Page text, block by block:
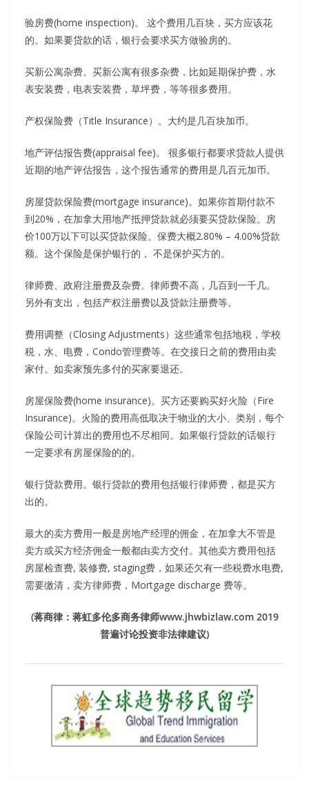
验房费(home inspection)。 这个费用几百块，买方应该花
的。如果要贷款的话，银行会要求买方做验房的。
买新公寓杂费。买新公寓有很多杂费，比如延期保护费，水
表安装费，电表安装费，草坪费，等等很多费用。
产权保险费（Title Insurance）。大约是几百块加币。
地产评估报告费(appraisal fee)。 很多银行都要求贷款人提供
近期的地产评估报告，这个报告通常的费用是几百元加币。
房屋贷款保险费(mortgage insurance)。如果你首期付款不
到20%，在加拿大用地产抵押贷款就必须要买贷款保险。房
价100万以下可以买贷款保险。保费大概2.80% – 4.00%贷款
额。这个保险是保护银行的， 不是保护买方的。
律师费、政府注册费及杂费。律师费不高，几百到一千几。
另外有支出，包括产权注册费以及贷款注册费等。
费用调整（Closing Adjustments）这些通常包括地税，学校
税，水、电费，Condo管理费等。在交接日之前的费用由卖
家付。如卖家预先多付的买家要退还。
房屋保险费(home insurance)。买方还要购买好火险（Fire
Insurance)。火险的费用高低取决于物业的大小、类别，每个
保险公司计算出的费用也不尽相同。如果银行贷款的话银行
一定要求有房屋保险的的。
银行贷款费用。银行贷款的费用包括银行律师费，都是买方
出的。
最大的卖方费用一般是房地产经理的佣金，在加拿大不管是
卖方或买方经济佣金一般都由卖方交付。其他卖方费用包括
房屋检查费, 装修费, staging费，如果还欠有一些税费水电费,
需要缴清，卖方律师费，Mortgage discharge 费等。
(蒋商律：蒋虹多伦多商务律师www.jhwbizlaw.com 2019
普遍讨论投资非法律建议)